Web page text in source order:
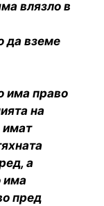
влязло в
да вземе
има право
на
имат
а
има
пред